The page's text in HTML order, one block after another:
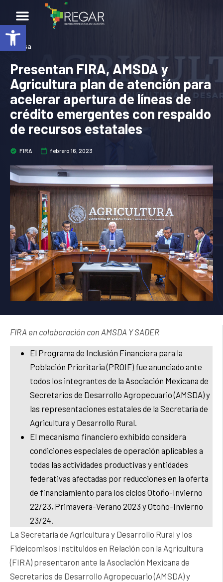
Abrir barra de herramientas
Prensa
Presentan FIRA, AMSDA y
Agricultura plan de atención para
acelerar apertura de líneas de
crédito emergentes con respaldo
de recursos estatales
FIRA febrero 16, 2023
FIRA en colaboración con AMSDA Y SADER
El Programa de Inclusión Financiera para la
Población Prioritaria (PROIF) fue anunciado ante
todos los integrantes de la Asociación Mexicana de
Secretarios de Desarrollo Agropecuario (AMSDA) y
las representaciones estatales de la Secretaría de
Agricultura y Desarrollo Rural.
El mecanismo financiero exhibido considera
condiciones especiales de operación aplicables a
todas las actividades productivas y entidades
federativas afectadas por reducciones en la oferta
de financiamiento para los ciclos Otoño-Invierno
22/23, Primavera-Verano 2023 y Otoño-Invierno
23/24.
La Secretaría de Agricultura y Desarrollo Rural y los
Fideicomisos Instituidos en Relación con la Agricultura
(FIRA) presentaron ante la Asociación Mexicana de
Secretarios de Desarrollo Agropecuario (AMSDA) y